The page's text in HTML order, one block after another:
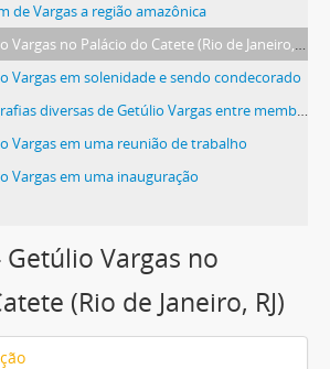
de Vargas a região amazônica
Vargas no Palácio do Catete (Rio de Janeiro, RJ)
Vargas em solenidade e sendo condecorado
de Getúlio Vargas entre membros da Aeronáutica e em visita a Base Aérea de Santa Cruz
Vargas em uma reunião de trabalho
Vargas em uma inauguração
Getúlio Vargas no
(Rio de Janeiro, RJ)